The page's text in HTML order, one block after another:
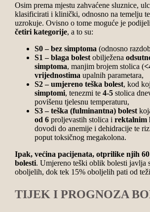
Osim prema mjestu zahvaćene sluznice,
klasificirati i klinički, odnosno na temelju
uzrokuje. Ovisno o tome moguće je
četiri kategorije, a to su:
S0 – bez simptoma (odnosno
S1 – blaga bolestobilježena
simptoma, manjim brojem stolica (
vrijednostima upalnih parametara,
S2 – umjereno teška bolest, kod
simptomi, tenezmi te 4-5 stolica
povišenu tjelesnu temperaturu,
S3 – teška (fulminantna) bolest
od 6proljevastih stolica i rektalnim
dovodi do anemije i dehidracije te
poput toksičnog megakolona.
Ipak, većina pacijenata, otprilike njih
bolesti. Umjereno teški oblik bolesti javlja
oboljelih, dok tek 15% oboljelih pati od
TIJEK I PROGNOZA